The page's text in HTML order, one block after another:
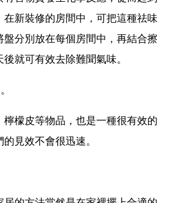
在新裝修的房間中，可把這種祛味
分別放在每個房間中，再結合擦
就可有效去除難聞氣味。
檬皮等物品，也是一種很有效的
見效不會很迅速。